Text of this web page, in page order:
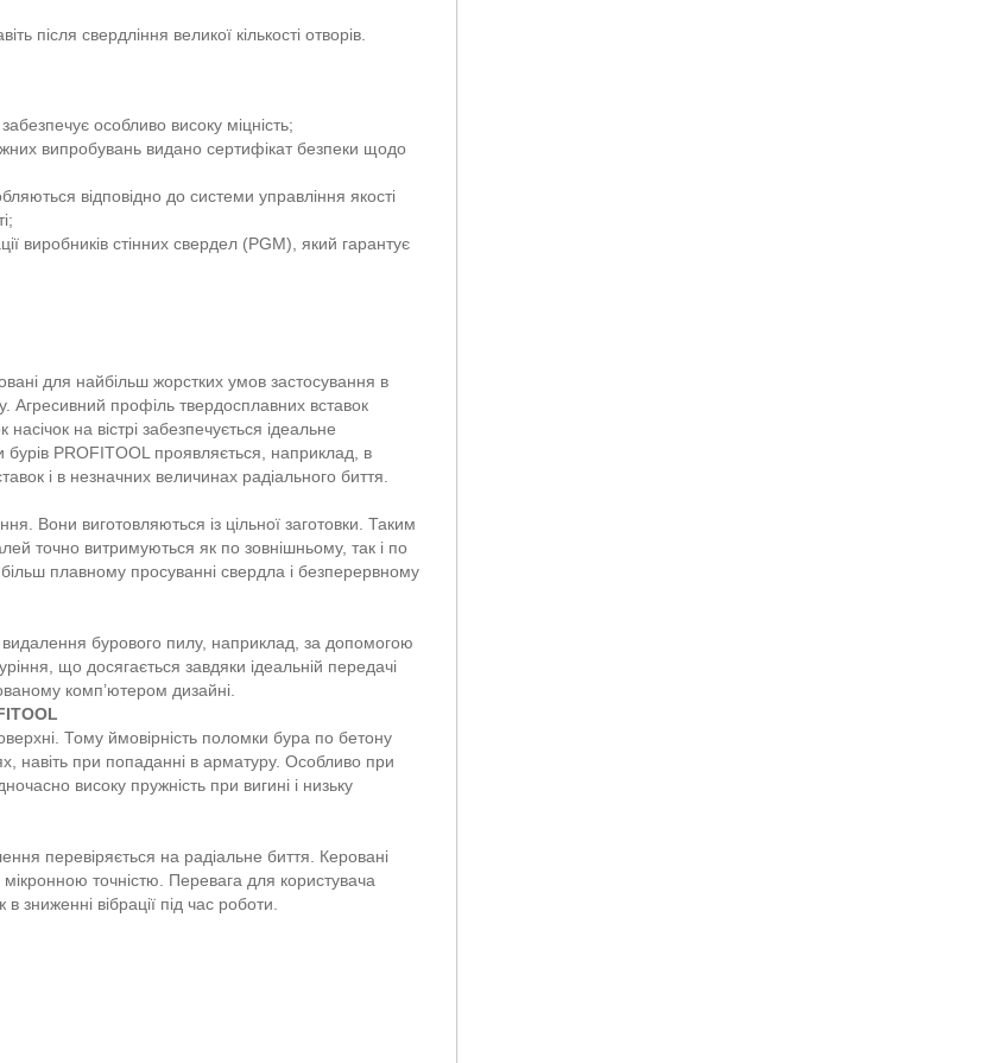
після свердління великої кількості отворів.
особливо високу міцність;
випробувань видано сертифікат безпеки щодо
відповідно до системи управління якості
виробників стінних свердел (PGM), який гарантує
для найбільш жорстких умов застосування в
Агресивний профіль твердосплавних вставок
на вістрі забезпечується ідеальне
PROFITOOL проявляється, наприклад, в
і в незначних величинах радіального биття.
Вони виготовляються із цільної заготовки. Таким
точно витримуються як по зовнішньому, так і по
плавному просуванні свердла і безперервному
бурового пилу, наприклад, за допомогою
що досягається завдяки ідеальній передачі
комп’ютером дизайні.
Тому ймовірність поломки бура по бетону
при попаданні в арматуру. Особливо при
високу пружність при вигині і низьку
перевіряється на радіальне биття. Керовані
точністю. Перевага для користувача
зниженні вібрації під час роботи.